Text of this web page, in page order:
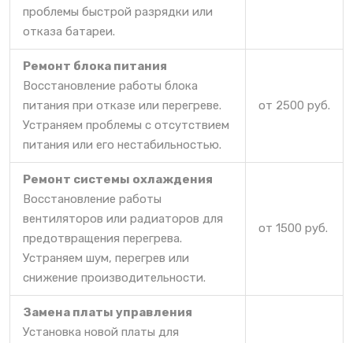
проблемы быстрой разрядки или
отказа батареи.
Ремонт блока питания
Восстановление работы блока
питания при отказе или перегреве.
Устраняем проблемы с отсутствием
питания или его нестабильностью.
от 2500 руб.
Ремонт системы охлаждения
Восстановление работы
вентиляторов или радиаторов для
предотвращения перегрева.
Устраняем шум, перегрев или
снижение производительности.
от 1500 руб.
Замена платы управления
Установка новой платы для